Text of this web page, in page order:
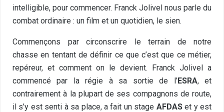
intelligible, pour commencer. Franck Jolivel nous parle du
combat ordinaire : un film et un quotidien, le sien.
Commençons par circonscrire le terrain de notre
chasse en tentant de définir ce que c’est que ce métier,
repéreur, et comment on le devient. Franck Jolivel a
commencé par la régie à sa sortie de l’ESRA, et
contrairement à la plupart de ses compagnons de route,
il s’y est senti à sa place, a fait un stage AFDASet y est